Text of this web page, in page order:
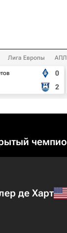
Лига Европы АПЛ
0
2
де Харт